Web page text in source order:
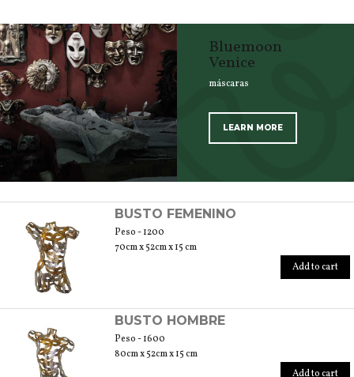
Bluemoon
Venice
máscaras
LEARN MORE
BUSTO FEMENINO
Peso - 1200
70cm x 52cm x 15 cm
Add to cart
BUSTO HOMBRE
Peso - 1600
80cm x 52cm x 15 cm
Add to cart